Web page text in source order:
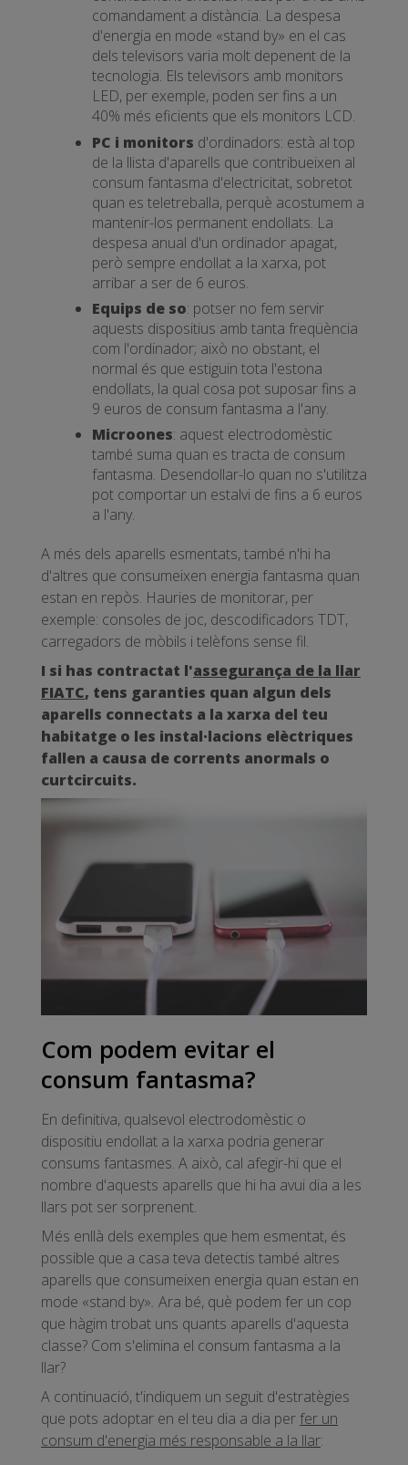
comandament a distància. La despesa
d'energia en mode «stand by» en el cas
dels televisors varia molt depenent de la
tecnologia. Els televisors amb monitors
LED, per exemple, poden ser fins a un
40% més eficients que els monitors LCD.
PC i monitors d'ordinadors: està al top
de la llista d'aparells que contribueixen al
consum fantasma d'electricitat, sobretot
quan es teletreballa, perquè acostumem a
mantenir-los permanent endollats. La
despesa anual d'un ordinador apagat,
però sempre endollat a la xarxa, pot
arribar a ser de 6 euros.
Equips de so: potser no fem servir
aquests dispositius amb tanta freqüència
com l'ordinador; això no obstant, el
normal és que estiguin tota l'estona
endollats, la qual cosa pot suposar fins a
9 euros de consum fantasma a l'any.
Microones: aquest electrodomèstic
també suma quan es tracta de consum
fantasma. Desendollar-lo quan no s'utilitza
pot comportar un estalvi de fins a 6 euros
a l'any.
A més dels aparells esmentats, també n'hi ha
d'altres que consumeixen energia fantasma quan
estan en repòs. Hauries de monitorar, per
exemple: consoles de joc, descodificadors TDT,
carregadors de mòbils i telèfons sense fil.
I si has contractat l'assegurança de la llar
FIATC, tens garanties quan algun dels
aparells connectats a la xarxa del teu
habitatge o les instal·lacions elèctriques
fallen a causa de corrents anormals o
curtcircuits.
Com podem evitar el
consum fantasma?
En definitiva, qualsevol electrodomèstic o
dispositiu endollat a la xarxa podria generar
consums fantasmes. A això, cal afegir-hi que el
nombre d'aquests aparells que hi ha avui dia a les
llars pot ser sorprenent.
Més enllà dels exemples que hem esmentat, és
possible que a casa teva detectis també altres
aparells que consumeixen energia quan estan en
mode «stand by». Ara bé, què podem fer un cop
que hàgim trobat uns quants aparells d'aquesta
classe? Com s'elimina el consum fantasma a la
llar?
A continuació, t'indiquem un seguit d'estratègies
que pots adoptar en el teu dia a dia perfer un
consum d'energia més responsable a la llar: